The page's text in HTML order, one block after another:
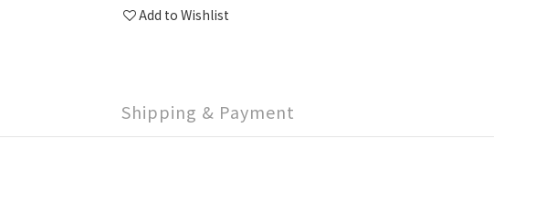
Add to Wishlist
Shipping & Payment